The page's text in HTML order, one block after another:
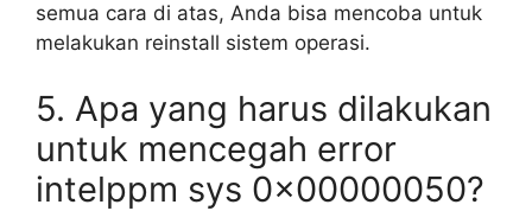
semua cara di atas, Anda bisa mencoba untuk
melakukan reinstall sistem operasi.
5. Apa yang harus dilakukan
untuk mencegah error
intelppm sys 0x00000050?